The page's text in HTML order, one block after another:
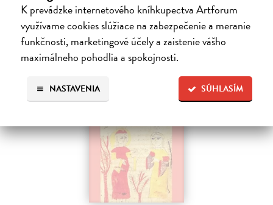
K prevádzke internetového kníhkupectva Artforum
využívame cookies slúžiace na zabezpečenie a meranie
funkčnosti, marketingové účely a zaistenie vášho
maximálneho pohodlia a spokojnosti.
SÚHLASÍM
NASTAVENIA
22,80 €
23,50 € ?